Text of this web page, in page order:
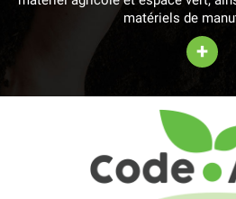
matériels de
+